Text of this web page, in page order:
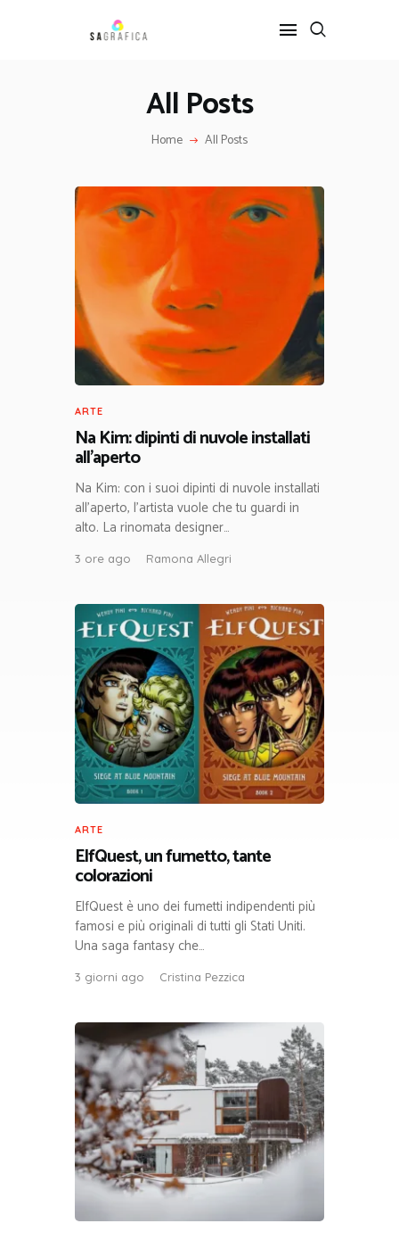
All Posts
Home All Posts
INTERIOR DESIGN
SERVIZI
ARTE
Na Kim: dipinti di nuvole installati
all’aperto
Na Kim: con i suoi dipinti di nuvole installati
all’aperto, l’artista vuole che tu guardi in
alto. La rinomata designer…
3 ore ago Ramona Allegri
ARTE
ElfQuest, un fumetto, tante
colorazioni
ElfQuest è uno dei fumetti indipendenti più
famosi e più originali di tutti gli Stati Uniti.
Una saga fantasy che…
3 giorni ago Cristina Pezzica